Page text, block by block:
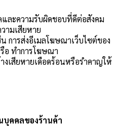
ละความรับผิดชอบที่ดีต่อสังคม
ามเสียหาย
การส่งอีเมลโฆษณาเว็บไซต์ของ
อ ทำการโฆษณา
เสียหายเดือดร้อนหรือรำคาญให้
บุคคลของร้านค้า